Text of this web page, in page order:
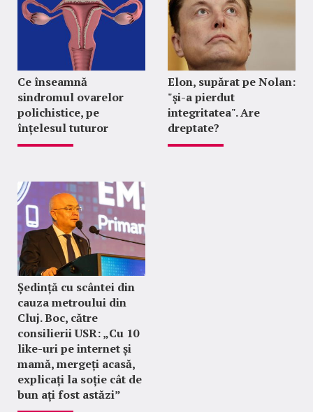
Ce înseamnă
sindromul ovarelor
polichistice, pe
înțelesul tuturor
Elon, supărat pe Nolan:
"şi-a pierdut
integritatea". Are
dreptate?
Ședință cu scântei din
cauza metroului din
Cluj. Boc, către
consilierii USR: „Cu 10
like-uri pe internet și
mamă, mergeți acasă,
explicați la soție cât de
bun ați fost astăzi”